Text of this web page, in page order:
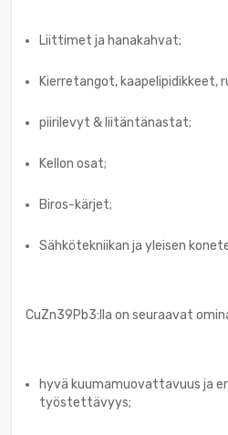
Liittimet ja hanakahvat;
Kierretangot, kaapelipidikkeet,
piirilevyt & liitäntänastat;
Kellon osat;
Biros-kärjet;
Sähkötekniikan ja yleisen
CuZn39Pb3:lla on seuraavat
hyvä kuumamuovattavuus ja
työstettävyys;